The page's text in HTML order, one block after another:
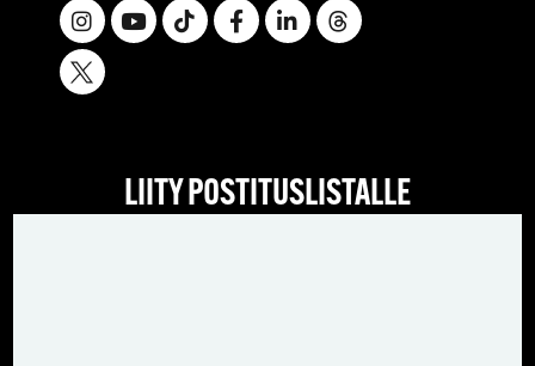
LIITY POSTITUSLISTALLE